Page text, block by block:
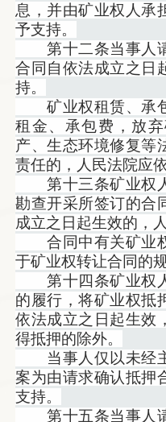
息，并由矿业权人承
予支持。
第十二条当事人请
合同自依法成立之日
持。
矿业权租赁、承包
租金、承包费，放
产、生态环境修复等
责任的，人民法院应
第十三条矿业权人
勘查开采所签订的合
成立之日起生效的，
合同中有关矿业权
于矿业权转让合同的规
第十四条矿业权人
的履行，将矿业权抵
依法成立之日起生效
得抵押的除外。
当事人仅以未经主
案为由请求确认抵押
支持。
第十五条当事人请